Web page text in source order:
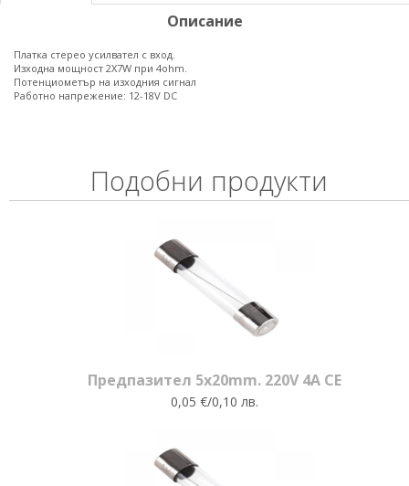
Описание
Платка стерео усилвател с вход.
Изходна мощност 2X7W при 4ohm.
Потенциометър на изходния сигнал
Работно напрежение: 12-18V DC
Подобни продукти
Предпазител 5x20mm. 220V 4A CE
0,05 €/0,10 лв.